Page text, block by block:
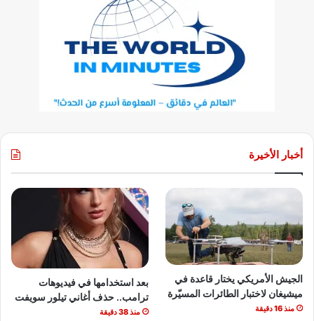
أخبار الأخيرة
الجيش الأمريكي يختار قاعدة في
ميشيغان لاختبار الطائرات المسيّرة
منذ 16 دقيقة
بعد استخدامها في فيديوهات
ترامب.. حذف أغاني تيلور سويفت
منذ 38 دقيقة